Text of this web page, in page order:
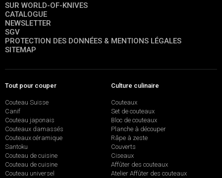
SUR WORLD-OF-KNIVES
CATALOGUE
NEWSLETTER
SGV
PROTECTION DES DONNÉES & MENTIONS LÉGALES
SITEMAP
Tout pour couper
Couteau Suisse
Canif
Couteau japonais
Couteaux damassés
Couteaux céramique
Santoku
Couteau de cuisine
Couteau de cuisine
Couteau universel
Culture culinaire
Couteaux
Set de couteaux
Bloc de couteaux
Planche à découper
Râpe à zeste
Couverts
Ciseaux
Affûter des couteaux
Atelier Affûter des couteaux